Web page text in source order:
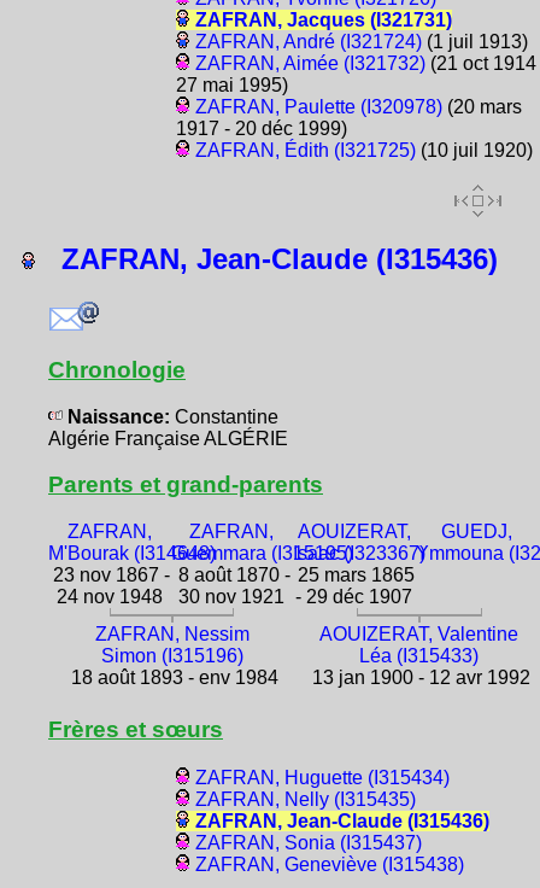
ZAFRAN, Jacques (I321731)
ZAFRAN, André (I321724)(1 juil 1913)
ZAFRAN, Aimée (I321732)(21 oct 1914
27 mai 1995)
ZAFRAN, Paulette (I320978)(20 mars
1917 - 20 déc 1999)
ZAFRAN, Édith (I321725)(10 juil 1920)
ZAFRAN, Jean-Claude (I315436)
Chronologie
Naissance: Constantine
Algérie Française ALGÉRIE
Parents et grand-parents
ZAFRAN,
M'Bourak (I314648)
23 nov 1867 -
24 nov 1948
ZAFRAN,
Guemmara (I315195)
8 août 1870 -
30 nov 1921
AOUIZERAT,
Isaac (I323367)
25 mars 1865
- 29 déc 1907
GUEDJ,
Ymmouna
ZAFRAN, Nessim
Simon (I315196)
18 août 1893 - env 1984
AOUIZERAT, Valentine
Léa (I315433)
13 jan 1900 - 12 avr 1992
Frères et sœurs
ZAFRAN, Huguette (I315434)
ZAFRAN, Nelly (I315435)
ZAFRAN, Jean-Claude (I315436)
ZAFRAN, Sonia (I315437)
ZAFRAN, Geneviève (I315438)